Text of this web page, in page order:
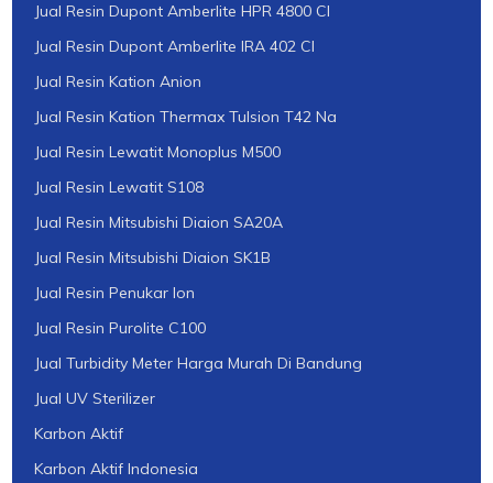
Jual Resin Dupont Amberlite HPR 4800 Cl
Jual Resin Dupont Amberlite IRA 402 Cl
Jual Resin Kation Anion
Jual Resin Kation Thermax Tulsion T42 Na
Jual Resin Lewatit Monoplus M500
Jual Resin Lewatit S108
Jual Resin Mitsubishi Diaion SA20A
Jual Resin Mitsubishi Diaion SK1B
Jual Resin Penukar Ion
Jual Resin Purolite C100
Jual Turbidity Meter Harga Murah Di Bandung
Jual UV Sterilizer
Karbon Aktif
Karbon Aktif Indonesia